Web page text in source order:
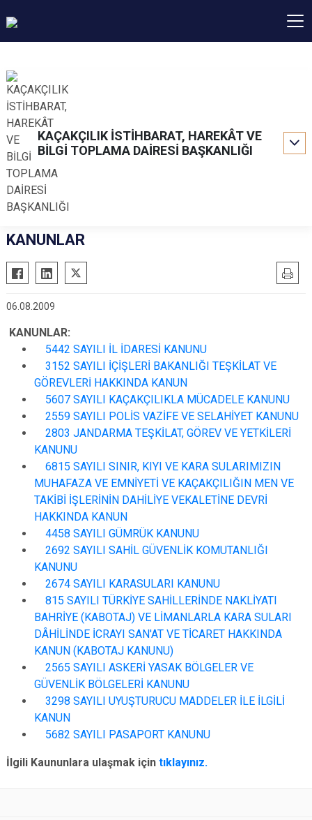
KAÇAKÇILIK İSTİHBARAT, HAREKÂT VE
BİLGİ TOPLAMA DAİRESİ BAŞKANLIĞI
KANUNLAR
06.08.2009
KANUNLAR:
5442 SAYILI İL İDARESİ KANUNU
3152 SAYILI İÇİŞLERİ BAKANLIĞI TEŞKİLAT VE
GÖREVLERİ HAKKINDA KANUN
5607 SAYILI KAÇAKÇILIKLA MÜCADELE KANUNU
2559 SAYILI POLİS VAZİFE VE SELAHİYET KANUNU
2803 JANDARMA TEŞKİLAT, GÖREV VE YETKİLERİ
KANUNU
6815 SAYILI SINIR, KIYI VE KARA SULARIMIZIN
MUHAFAZA VE EMNİYETİ VE KAÇAKÇILIĞIN MEN VE
TAKİBİ İŞLERİNİN DAHİLİYE VEKALETİNE DEVRİ
HAKKINDA KANUN
4458 SAYILI GÜMRÜK KANUNU
2692 SAYILI SAHİL GÜVENLİK KOMUTANLIĞI
KANUNU
2674 SAYILI KARASULARI KANUNU
815 SAYILI TÜRKİYE SAHİLLERİNDE NAKLİYATI
BAHRİYE (KABOTAJ) VE LİMANLARLA KARA SULARI
DÂHİLİNDE İCRAYI SAN'AT VE TİCARET HAKKINDA
KANUN (KABOTAJ KANUNU)
2565 SAYILI ASKERİ YASAK BÖLGELER VE
GÜVENLİK BÖLGELERİ KANUNU
3298 SAYILI UYUŞTURUCU MADDELER İLE İLGİLİ
KANUN
5682 SAYILI PASAPORT KANUNU
İlgili Kaununlara ulaşmak için tıklayınız.